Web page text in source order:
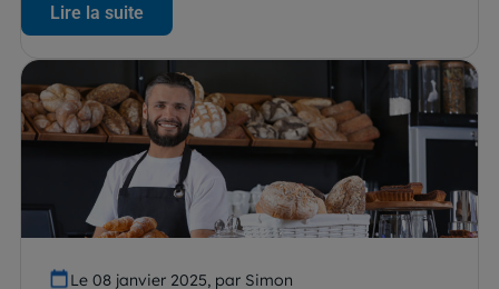
Lire la suite
Le 08 janvier 2025, par Simon